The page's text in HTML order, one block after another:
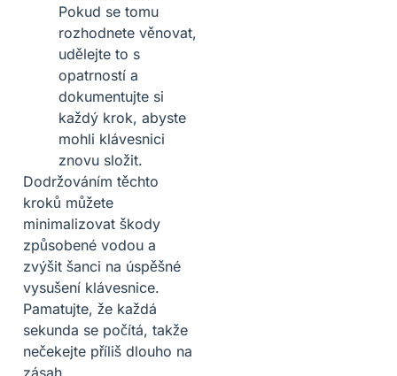
Pokud se tomu
rozhodnete věnovat,
udělejte to s
opatrností a
dokumentujte si
každý krok, abyste
mohli klávesnici
znovu složit.
Dodržováním těchto
kroků můžete
minimalizovat škody
způsobené vodou a
zvýšit šanci na úspěšné
vysušení klávesnice.
Pamatujte, že každá
sekunda se počítá, takže
nečekejte příliš dlouho na
zásah.